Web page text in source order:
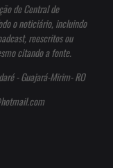
de Central de
o noticiário, incluindo
reescritos ou
citando a fonte.
- Guajará-Mirim- RO